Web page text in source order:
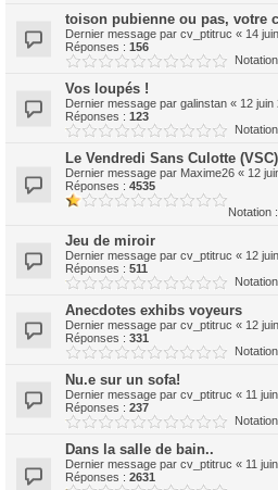
toison pubienne ou pas, votre
Dernier message par cv_ptitruc « 14
Réponses : 156
Vos loupés !
Dernier message par galinstan « 12 juin
Réponses : 123
Le Vendredi Sans Culotte (VSC)
Dernier message par Maxime26 « 12
Réponses : 4535
Notation
Jeu de miroir
Dernier message par cv_ptitruc « 12
Réponses : 511
Anecdotes exhibs voyeurs
Dernier message par cv_ptitruc « 12
Réponses : 331
Nu.e sur un sofa!
Dernier message par cv_ptitruc « 11
Réponses : 237
Dans la salle de bain..
Dernier message par cv_ptitruc « 11
Réponses : 2631